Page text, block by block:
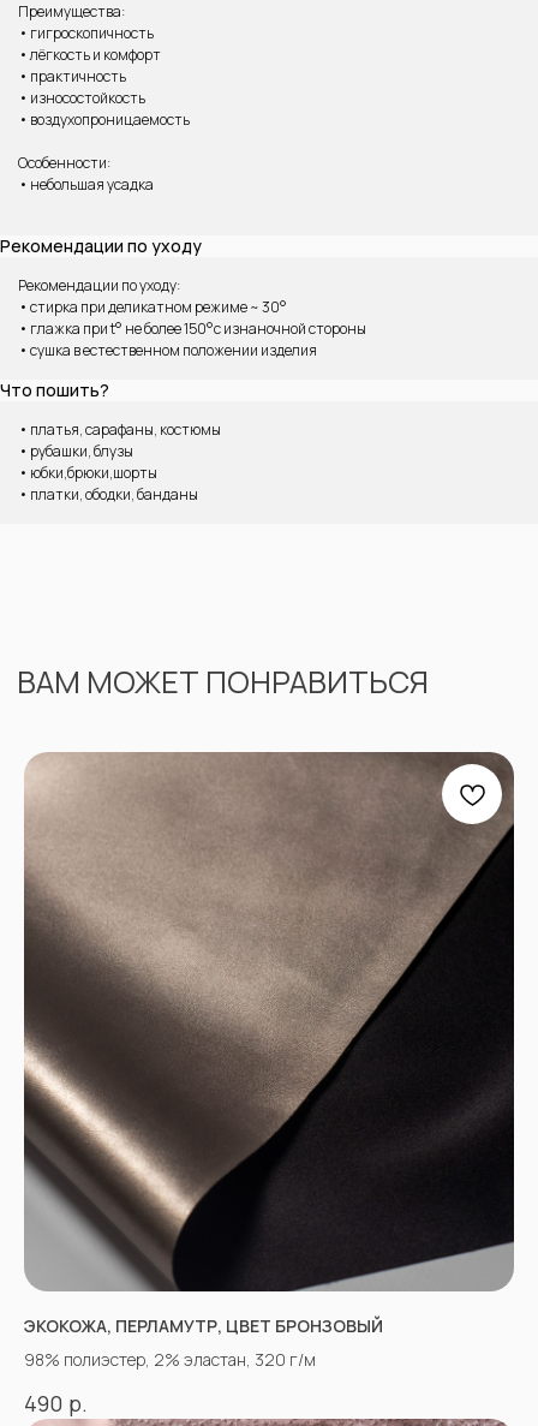
Преимущества:
• гигроскопичность
• лёгкость и комфорт
• практичность
• износостойкость
• воздухопроницаемость
Особенности:
• небольшая усадка
Рекомендации по уходу
Рекомендации по уходу:
• стирка при деликатном режиме ~ 30°
• глажка при t° не более 150°с изнаночной стороны
• сушка в естественном положении изделия
Что пошить?
• платья, сарафаны, костюмы
• рубашки, блузы
• юбки,брюки,шорты
• платки, ободки, банданы
ВАМ МОЖЕТ ПОНРАВИТЬСЯ
ЭКОКОЖА, ПЕРЛАМУТР, ЦВЕТ БРОНЗОВЫЙ
98% полиэстер, 2% эластан, 320 г/м
490 р.